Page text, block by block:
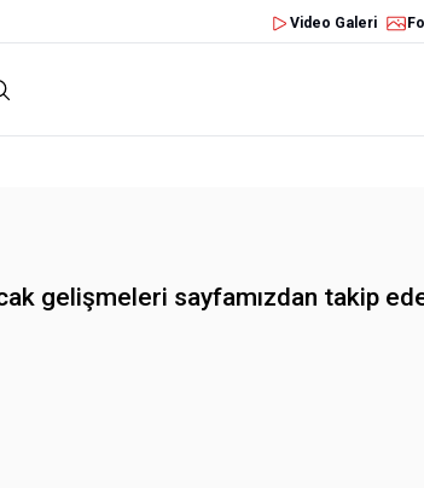
Video Galeri
gelişmeleri sayfamızdan takip